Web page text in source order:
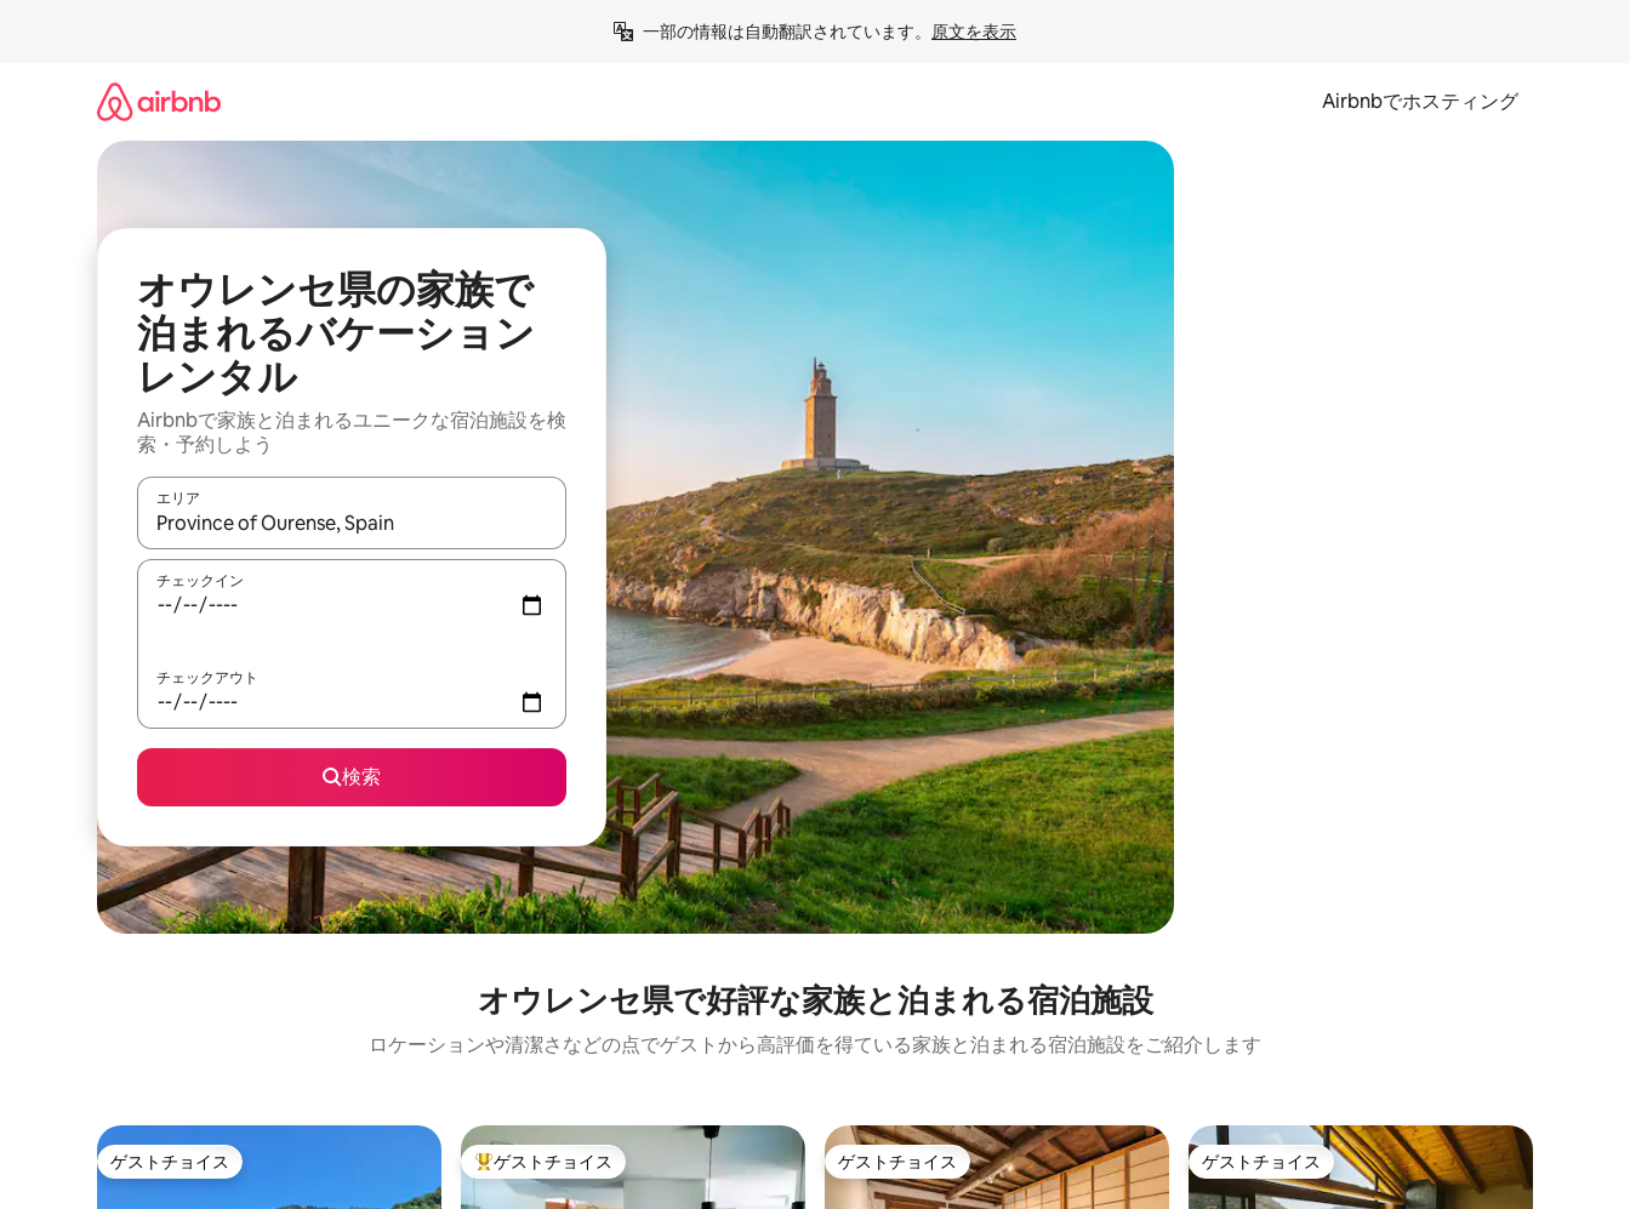
一部の情報は自動翻訳されています。 原文を表示
Airbnbでホスティング
オウレンセ県の家族で
泊まれるバケーション
レンタル
Airbnbで家族と泊まれるユニークな宿泊施設を検
索・予約しよう
エリア
検索結果が表示されたら、上下の矢印キーを使って移動するか、画面をタッチまたはスワイプして検索結果を確認することができます。
チェックイン
チェックアウト
検索
オウレンセ県で好評な家族と泊まれる宿泊施設
ロケーションや清潔さなどの点でゲストから高評価を得ている家族と泊まれる宿泊施設をご紹介します
ゲストチョイス
ゲストチョイス 大好評のゲストチョイスです。
ゲストチョイス ゲストチョイス
ゲストチョイス ゲストチョイス
ゲストチョイス